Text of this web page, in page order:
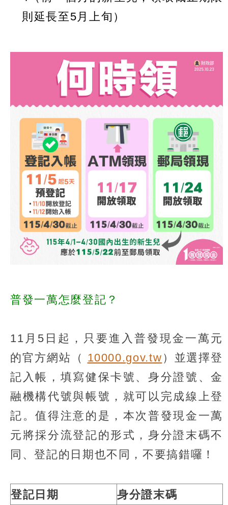
則延長至5月上旬）
普發一萬怎麼登記？
11月5日起，只要進入普發現金一萬元
的官方網站（ 10000.gov.tw ）並選擇登
記入帳，填寫健保卡號、身分證號、金
融機構代號與帳號，就可以完成線上登
記。值得注意的是，本次普發現金一萬
元將採分流登記的形式，身分證末碼不
同、登記的日期也不同，不要搞錯囉！
登記日期 身分證末碼